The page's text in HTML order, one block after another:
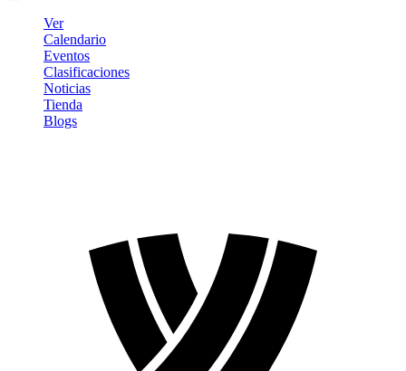
Ver
Calendario
Eventos
Clasificaciones
Noticias
Tienda
Blogs